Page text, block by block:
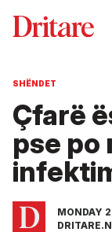
SHËNDET
Çfarë
pse po
MONDAY